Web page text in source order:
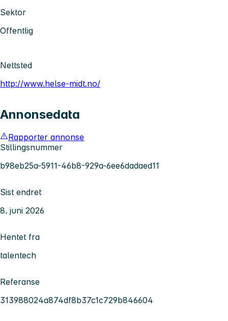
Sektor
Offentlig
Nettsted
http://www.helse-midt.no/
Annonsedata
Rapporter annonse
Stillingsnummer
b98eb25a-5911-46b8-929a-6ee6dadaed11
Sist endret
8. juni 2026
Hentet fra
talentech
Referanse
313988024a874df8b37c1c729b846604